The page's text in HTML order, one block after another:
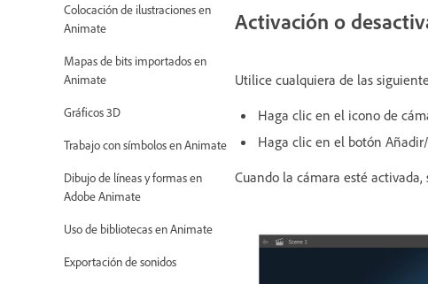
Colocación de ilustraciones en
Animate
Mapas de bits importados en
Animate
Gráficos 3D
Trabajo con símbolos en Animate
Dibujo de líneas y formas en
Adobe Animate
Uso de bibliotecas en Animate
Exportación de sonidos
Activación o
Utilice cualquiera de las
Haga clic en el icono de
Haga clic en el botón
Cuando la cámara esté